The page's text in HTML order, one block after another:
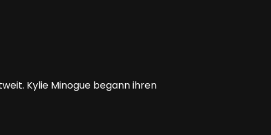
Kylie Minogue begann ihren